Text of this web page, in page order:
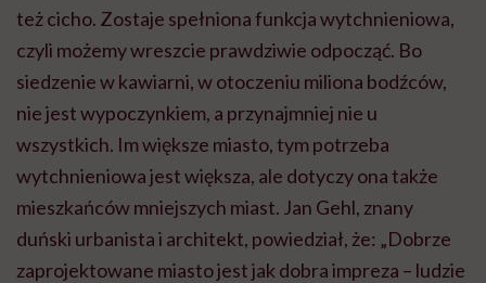
też cicho. Zostaje spełniona funkcja wytchnieniowa,
czyli możemy wreszcie prawdziwie odpocząć. Bo
siedzenie w kawiarni, w otoczeniu miliona bodźców,
nie jest wypoczynkiem, a przynajmniej nie u
wszystkich. Im większe miasto, tym potrzeba
wytchnieniowa jest większa, ale dotyczy ona także
mieszkańców mniejszych miast. Jan Gehl, znany
duński urbanista i architekt, powiedział, że: „Dobrze
zaprojektowane miasto jest jak dobra impreza – ludzie